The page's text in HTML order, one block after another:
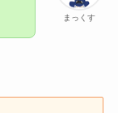
まっくす